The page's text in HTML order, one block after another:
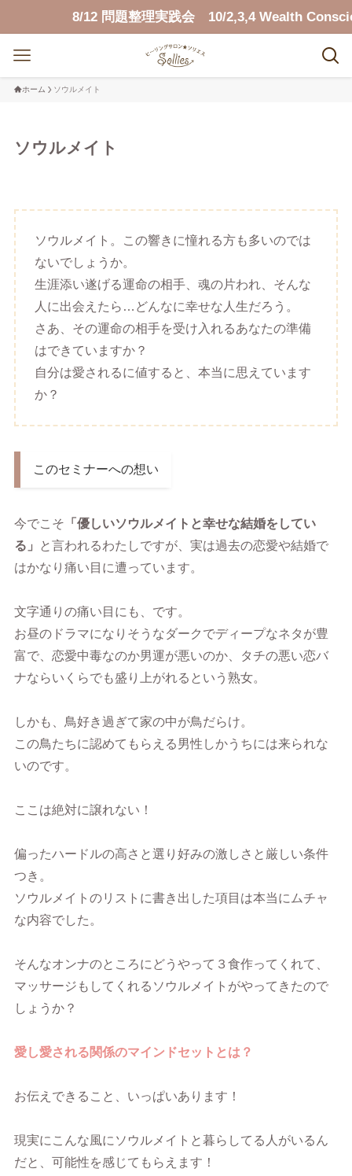
8/12 問題整理実践会 10/2,3,4 Wealth
ホーム ソウルメイト
ソウルメイト
ソウルメイト。この響きに憧れる方も多いのでは
ないでしょうか。
生涯添い遂げる運命の相手、魂の片われ、そんな
人に出会えたら…どんなに幸せな人生だろう。
さあ、その運命の相手を受け入れるあなたの準備
はできていますか？
自分は愛されるに値すると、本当に思えています
か？
このセミナーへの想い
今でこそ 「優しいソウルメイトと幸せな結婚をしてい
る」
と言われるわたしですが、実は過去の恋愛や結婚で
はかなり痛い目に遭っています。
文字通りの痛い目にも、です。
お昼のドラマになりそうなダークでディープなネタが豊
富で、恋愛中毒なのか男運が悪いのか、タチの悪い恋バ
ナならいくらでも盛り上がれるという熟女。
しかも、鳥好き過ぎて家の中が鳥だらけ。
この鳥たちに認めてもらえる男性しかうちには来られな
いのです。
ここは絶対に譲れない！
偏ったハードルの高さと選り好みの激しさと厳しい条件
つき。
ソウルメイトのリストに書き出した項目は本当にムチャ
な内容でした。
そんなオンナのところにどうやって３食作ってくれて、
マッサージもしてくれるソウルメイトがやってきたので
しょうか？
愛し愛される関係のマインドセットとは？
お伝えできること、いっぱいあります！
現実にこんな風にソウルメイトと暮らしてる人がいるん
だと、可能性を感じてもらえます！